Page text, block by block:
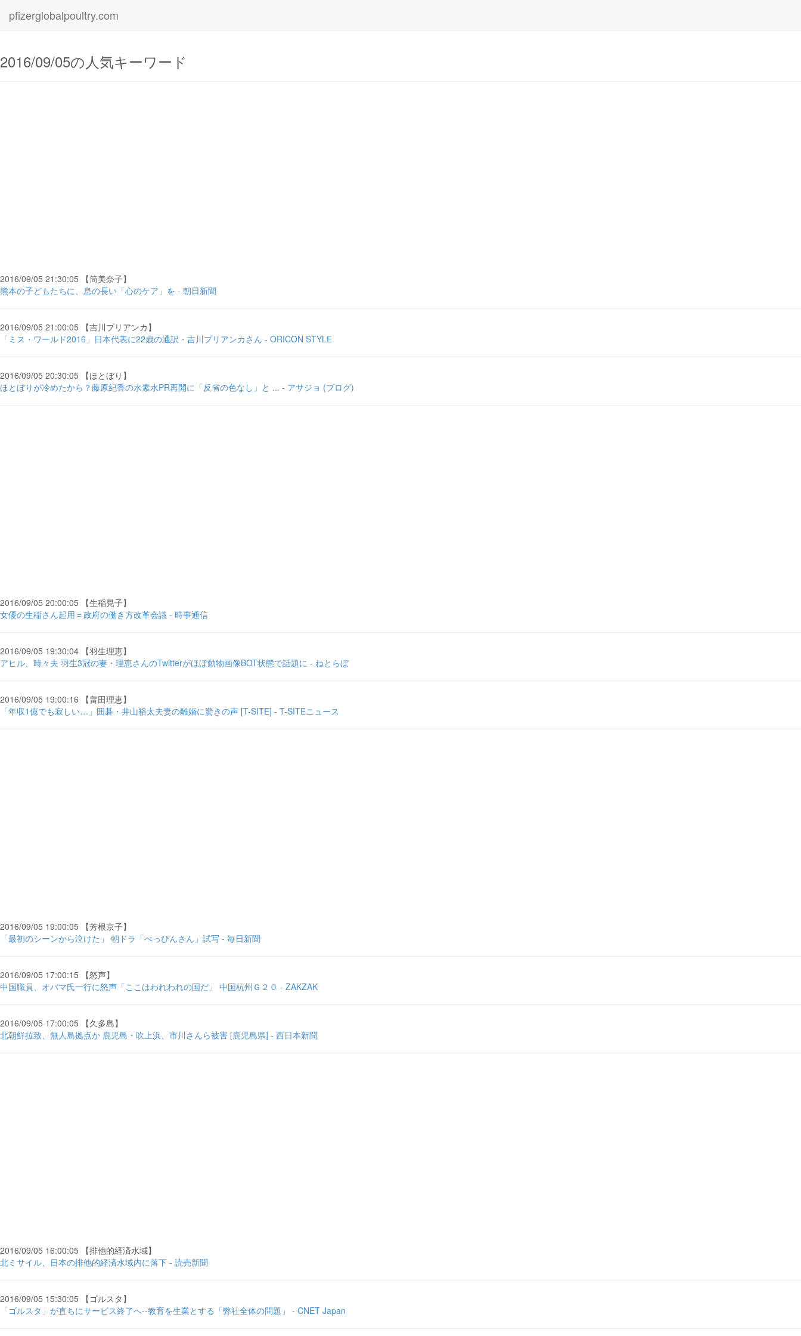
pfizerglobalpoultry.com
2016/09/05の人気キーワード
2016/09/05 21:30:05 【筒美奈子】
熊本の子どもたちに、息の長い「心のケア」を - 朝日新聞
2016/09/05 21:00:05 【吉川プリアンカ】
「ミス・ワールド2016」日本代表に22歳の通訳・吉川プリアンカさん - ORICON STYLE
2016/09/05 20:30:05 【ほとぼり】
ほとぼりが冷めたから？藤原紀香の水素水PR再開に「反省の色なし」と ... - アサジョ (ブログ)
2016/09/05 20:00:05 【生稲晃子】
女優の生稲さん起用＝政府の働き方改革会議 - 時事通信
2016/09/05 19:30:04 【羽生理恵】
アヒル、時々夫 羽生3冠の妻・理恵さんのTwitterがほぼ動物画像BOT状態で話題に - ねとらぼ
2016/09/05 19:00:16 【畠田理恵】
「年収1億でも寂しい…」囲碁・井山裕太夫妻の離婚に驚きの声 [T-SITE] - T-SITEニュース
2016/09/05 19:00:05 【芳根京子】
「最初のシーンから泣けた」 朝ドラ「べっぴんさん」試写 - 毎日新聞
2016/09/05 17:00:15 【怒声】
中国職員、オバマ氏一行に怒声「ここはわれわれの国だ」 中国杭州Ｇ２０ - ZAKZAK
2016/09/05 17:00:05 【久多島】
北朝鮮拉致、無人島拠点か 鹿児島・吹上浜、市川さんら被害 [鹿児島県] - 西日本新聞
2016/09/05 16:00:05 【排他的経済水域】
北ミサイル、日本の排他的経済水域内に落下 - 読売新聞
2016/09/05 15:30:05 【ゴルスタ】
「ゴルスタ」が直ちにサービス終了へ--教育を生業とする「弊社全体の問題」 - CNET Japan